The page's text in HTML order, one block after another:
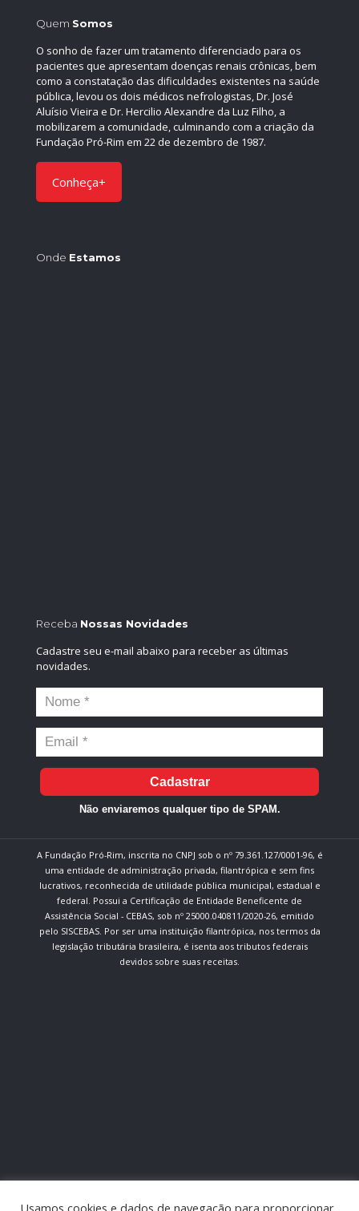
Quem Somos
O sonho de fazer um tratamento diferenciado para os
pacientes que apresentam doenças renais crônicas, bem
como a constatação das dificuldades existentes na saúde
pública, levou os dois médicos nefrologistas, Dr. José
Aluísio Vieira e Dr. Hercilio Alexandre da Luz Filho, a
mobilizarem a comunidade, culminando com a criação da
Fundação Pró-Rim em 22 de dezembro de 1987.
Conheça+
Onde Estamos
Receba Nossas Novidades
Cadastre seu e-mail abaixo para receber as últimas
novidades.
Cadastrar
Não enviaremos qualquer tipo de SPAM.
A Fundação Pró-Rim, inscrita no CNPJ sob o nº 79.361.127/0001-96, é
uma entidade de administração privada, filantrópica e sem fins
lucrativos, reconhecida de utilidade pública municipal, estadual e
federal. Possui a Certificação de Entidade Beneficente de
Assistência Social - CEBAS, sob nº 25000.040811/2020-26, emitido
pelo SISCEBAS. Por ser uma instituição filantrópica, nos termos da
legislação tributária brasileira, é isenta aos tributos federais
devidos sobre suas receitas.
Usamos cookies e dados de navegação para proporcionar